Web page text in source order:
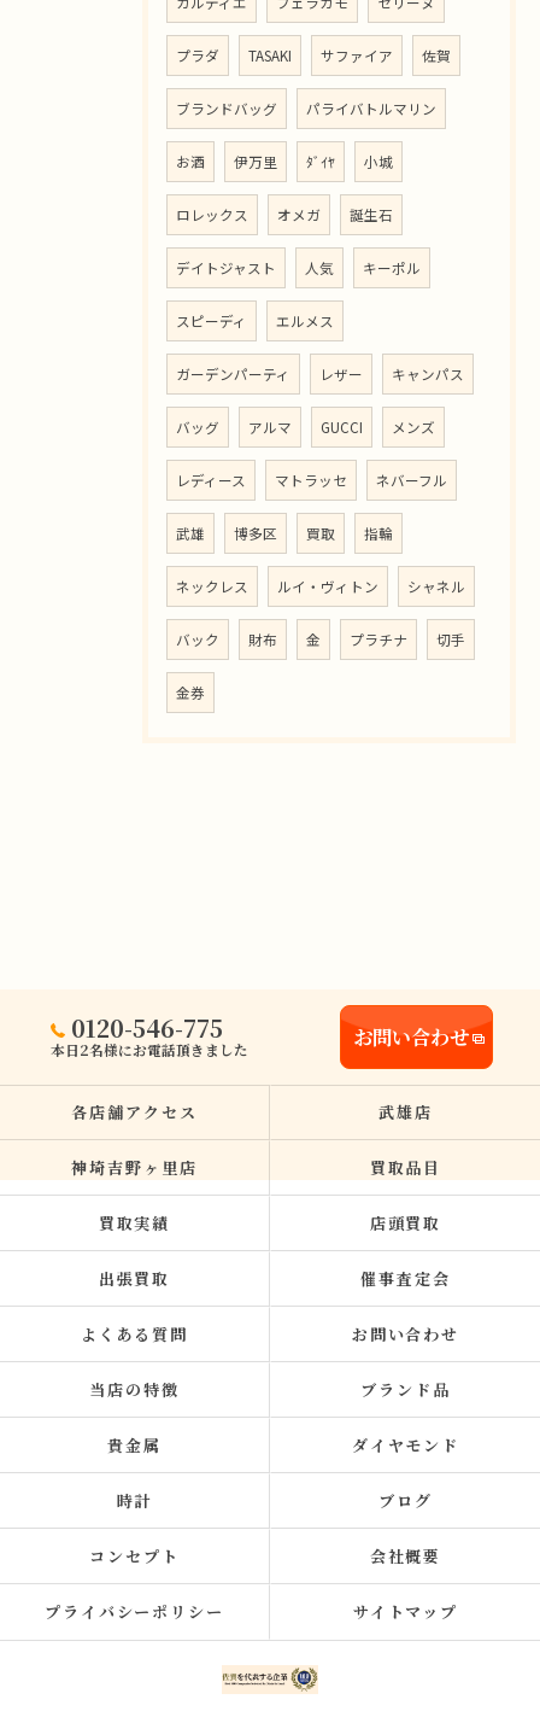
プラダ TASAKI サファイア 佐賀
ブランドバッグ パライバトルマリン
お酒 伊万里 ﾀﾞｲﾔ 小城
ロレックス オメガ 誕生石
デイトジャスト 人気 キーポル
スピーディ エルメス
ガーデンパーティ レザー キャンパス
バッグ アルマ GUCCI メンズ
レディース マトラッセ ネバーフル
武雄 博多区 買取 指輪
ネックレス ルイ・ヴィトン シャネル
バック 財布 金 プラチナ 切手
金券
0120-546-775
本日2名様にお電話頂きました お問い合わせ
各店舗アクセス 武雄店
神埼吉野ヶ里店 買取品目
買取実績 店頭買取
出張買取 催事査定会
よくある質問 お問い合わせ
当店の特徴 ブランド品
貴金属 ダイヤモンド
時計 ブログ
コンセプト 会社概要
プライバシーポリシー サイトマップ